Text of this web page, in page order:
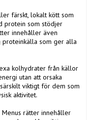
färskt, lokalt kött som
protein som stödjer
innehåller även
proteinkälla som ger alla
kolhydrater från källor
utan att orsaka
viktigt för dem som
aktivitet.
rätter innehåller